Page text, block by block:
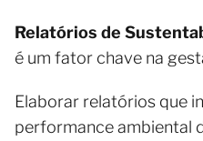
Relatórios de
é um fator chave na
Elaborar relatórios que
performance ambiental